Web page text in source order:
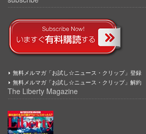
無料メルマガ「お試し☆ニュース・クリップ」登録
無料メルマガ「お試し☆ニュース・クリップ」解約
The Liberty Magazine